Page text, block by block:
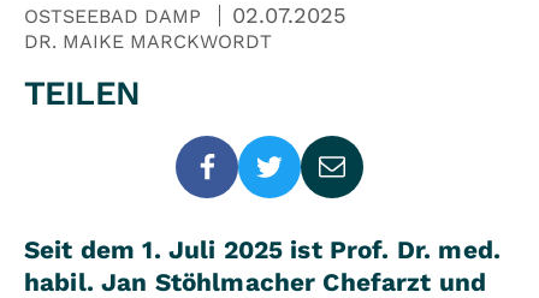
OSTSEEBAD DAMP 02.07.2025
DR. MAIKE MARCKWORDT
TEILEN
Seit dem 1. Juli 2025 ist Prof. Dr. med.
habil. Jan Stöhlmacher Chefarzt und